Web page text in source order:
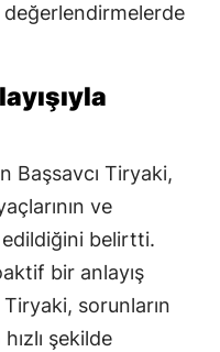
Başsavcı Tiryaki,
ve
edildiğini belirtti.
bir anlayış
sorunların
şekilde